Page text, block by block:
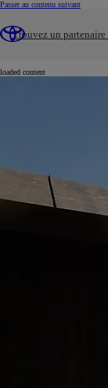
Passer au contenu suivant(Press
Trouvez un
loaded content